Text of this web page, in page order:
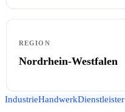
REGION
Nordrhein-Westfalen
IndustrieHandwerkDienstleister